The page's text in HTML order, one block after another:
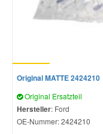
Original MATTE 2424210
Original Ersatzteil
Hersteller: Ford
OE-Nummer:2424210